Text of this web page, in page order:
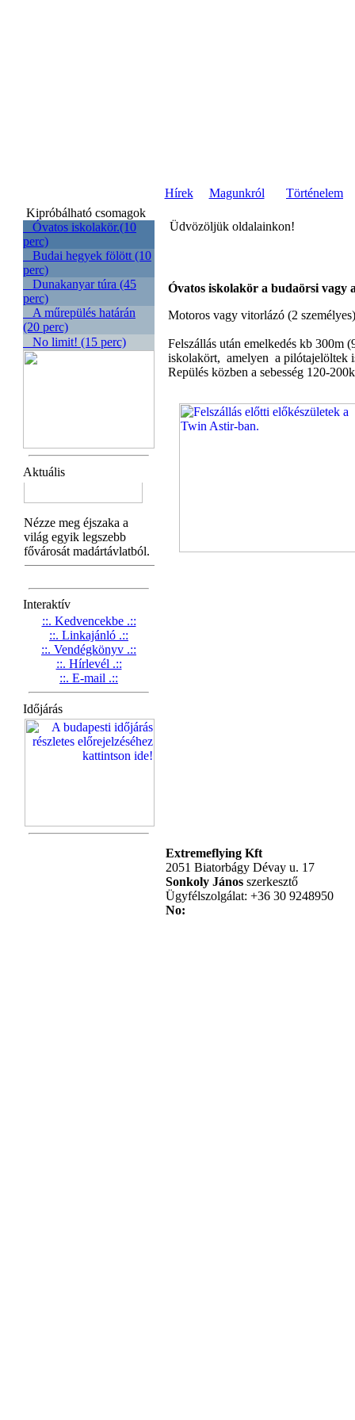
Hírek Magunkról
Történelem
Kipróbálható csomagok
Óvatos iskolakör.(10
perc)
Budai hegyek fölött (10
perc)
Dunakanyar túra (45
perc)
A műrepülés határán
(20 perc)
No limit! (15 perc)
Aktuális
Interaktív
::. Kedvencekbe .::
::. Linkajánló .::
::. Vendégkönyv .::
::. Hírlevél .::
::. E-mail .::
Időjárás
Üdvözöljük oldalainkon!
Óvatos iskolakör a budaörsi vagy
Motoros vagy vitorlázó (2
Felszállás után emelkedés kb 300m
iskolakört, amelyen a pilótajelöltek
Repülés közben a sebesség 120-
Extremeflying Kft
2051 Biatorbágy Dévay u. 17
Sonkoly János szerkesztő
Ügyfélszolgálat: +36 30 9248950
No: